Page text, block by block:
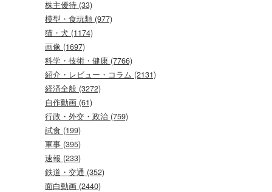
株主優待 (33)
模型・食玩類 (977)
猫・犬 (1174)
画像 (1697)
科学・技術・健康 (7766)
紹介・レビュー・コラム (2131)
経済全般 (3272)
自作動画 (61)
行政・外交・政治 (759)
試食 (199)
軍事 (395)
速報 (233)
鉄道・交通 (352)
面白動画 (2440)